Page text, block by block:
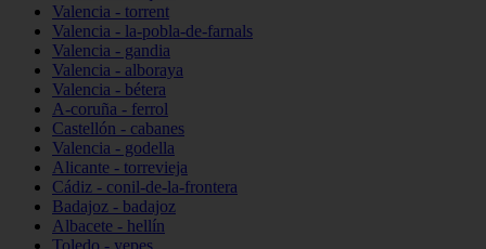
Valencia - torrent
Valencia - la-pobla-de-farnals
Valencia - gandia
Valencia - alboraya
Valencia - bétera
A-coruña - ferrol
Castellón - cabanes
Valencia - godella
Alicante - torrevieja
Cádiz - conil-de-la-frontera
Badajoz - badajoz
Albacete - hellín
Toledo - yepes